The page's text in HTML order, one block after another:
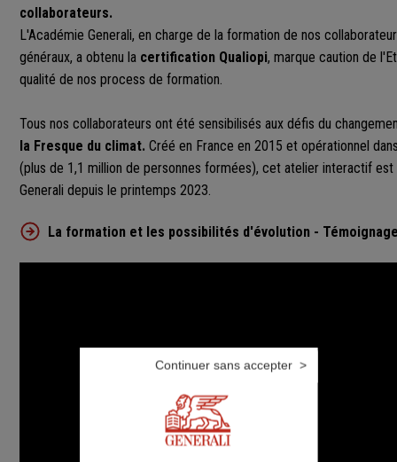
collaborateurs.
L'Académie Generali, en charge de la formation de nos
généraux, a obtenu la certification Qualiopi, marque caution de
qualité de nos process de formation.
Tous nos collaborateurs ont été sensibilisés aux défis du
la Fresque du climat. Créé en France en 2015 et opérationnel
(plus de 1,1 million de personnes formées), cet atelier interactif est
Generali depuis le printemps 2023.
La formation et les possibilités d'évolution -
Continuer sans accepter